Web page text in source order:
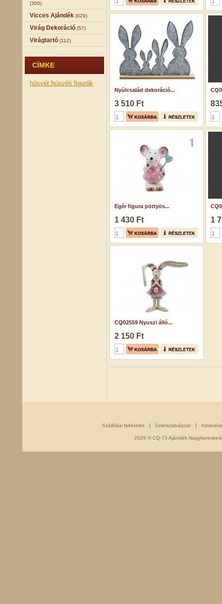
(300)
Vicces Ajándék (629)
Virág Dekoráció (57)
Virágtartó (112)
CÍMKE
húsvét húsvéti figurák
Nyúlcsalád dekoráció...
3 510 Ft
Egér figura pöttyös...
1 430 Ft 1
CQ02559 Nyuszi álló...
2 150 Ft
Szállítási feltételek Üzletszabályzat
2026 © CQ-73 Ajándék